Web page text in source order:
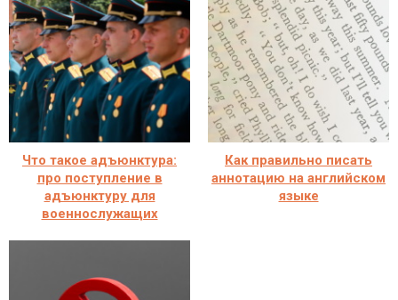
Что такое адъюнктура:
про поступление в
адъюнктуру для
военнослужащих
Как правильно писать
аннотацию на английском
языке